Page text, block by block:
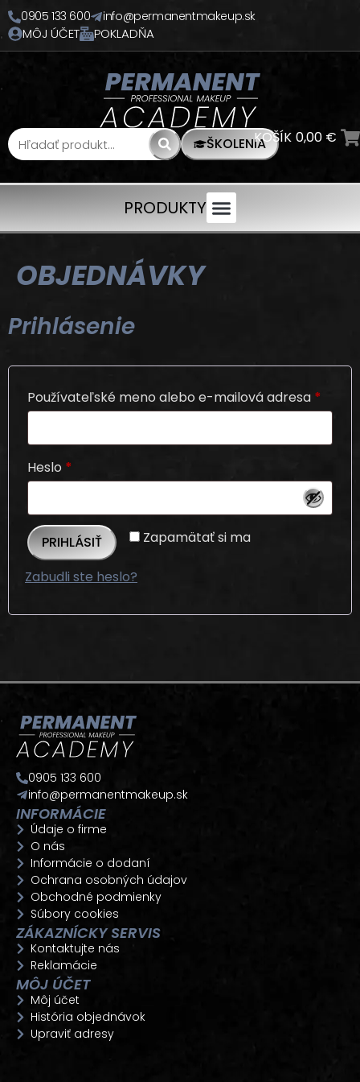
0905 133 600 info@permanentmakeup.sk
MÔJ ÚČET POKLADŇA
ŠKOLENIAKOŠÍK 0,00 €
PRODUKTY
OBJEDNÁVKY
Prihlásenie
Používateľské meno alebo e-mailová adresa *
Heslo *
Zapamätať si ma
PRIHLÁSIŤ
Zabudli ste heslo?
0905 133 600
info@permanentmakeup.sk
INFORMÁCIE
Údaje o firme
O nás
Informácie o dodaní
Ochrana osobných údajov
Obchodné podmienky
Súbory cookies
ZÁKAZNÍCKY SERVIS
Kontaktujte nás
Reklamácie
MÔJ ÚČET
Môj účet
História objednávok
Upraviť adresy